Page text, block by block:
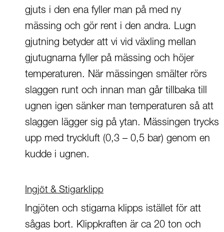
gjuts i den ena fyller man på med ny
mässing och gör rent i den andra. Lugn
gjutning betyder att vi vid växling mellan
gjutugnarna fyller på mässing och höjer
temperaturen. När mässingen smälter rörs
slaggen runt och innan man går tillbaka till
ugnen igen sänker man temperaturen så att
slaggen lägger sig på ytan. Mässingen trycks
upp med tryckluft (0,3 – 0,5 bar) genom en
kudde i ugnen.
Ingjöt & Stigarklipp
Ingjöten och stigarna klipps istället för att
sågas bort. Klippkraften är ca 20 ton och